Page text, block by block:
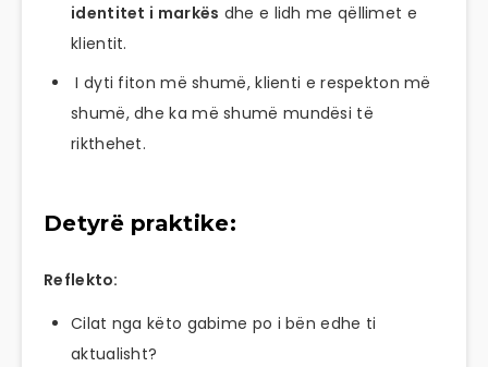
identitet i markës dhe e lidh me qëllimet e
klientit.
I dyti fiton më shumë, klienti e respekton më
shumë, dhe ka më shumë mundësi të
rikthehet.
Detyrë praktike:
Reflekto:
Cilat nga këto gabime po i bën edhe ti
aktualisht?